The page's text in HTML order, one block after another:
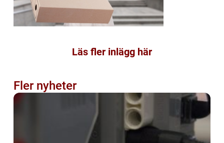
Läs fler inlägg här
Fler nyheter